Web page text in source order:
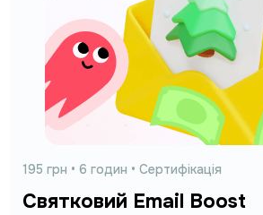
195 грн • 6 годин • Сертифікація
Святковий Email Boost